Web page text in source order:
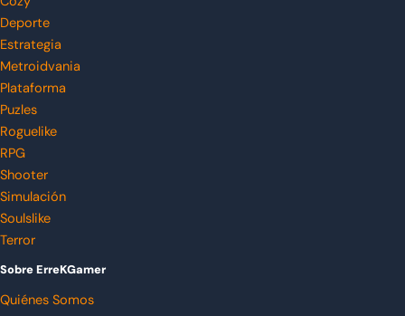
Deporte
Estrategia
Metroidvania
Plataforma
Puzles
Roguelike
RPG
Shooter
Simulación
Soulslike
Terror
Sobre ErreKGamer
Quiénes Somos